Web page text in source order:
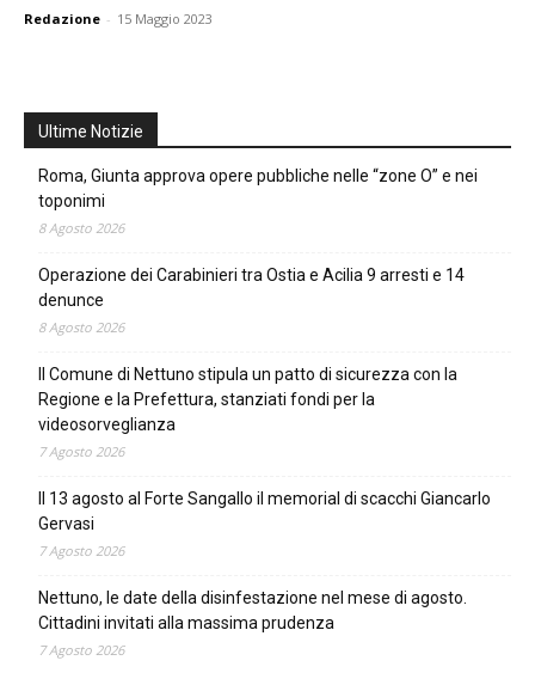
Redazione - 15 Maggio 2023
Ultime Notizie
Roma, Giunta approva opere pubbliche nelle “zone O” e nei
toponimi
8 Agosto 2026
Operazione dei Carabinieri tra Ostia e Acilia 9 arresti e 14
denunce
8 Agosto 2026
Il Comune di Nettuno stipula un patto di sicurezza con la
Regione e la Prefettura, stanziati fondi per la
videosorveglianza
7 Agosto 2026
Il 13 agosto al Forte Sangallo il memorial di scacchi Giancarlo
Gervasi
7 Agosto 2026
Nettuno, le date della disinfestazione nel mese di agosto.
Cittadini invitati alla massima prudenza
7 Agosto 2026